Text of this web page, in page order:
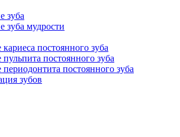
зуба
зуба мудрости
постоянного зуба
постоянного зуба
постоянного зуба
зубов